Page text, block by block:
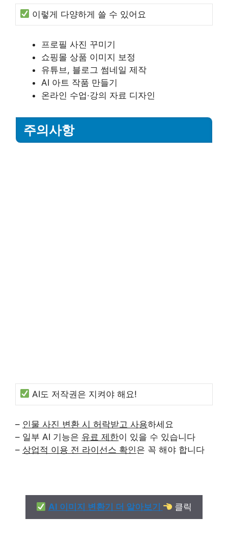
이렇게 다양하게 쓸 수 있어요
프로필 사진 꾸미기
쇼핑몰 상품 이미지 보정
유튜브, 블로그 썸네일 제작
AI 아트 작품 만들기
온라인 수업·강의 자료 디자인
주의사항
AI도 저작권은 지켜야 해요!
– 인물 사진 변환 시 허락받고 사용하세요
– 일부 AI 기능은 유료 제한이 있을 수 있습니다
– 상업적 이용 전 라이선스 확인은 꼭 해야 합니다
AI 이미지 변환기 더 알아보기 클릭